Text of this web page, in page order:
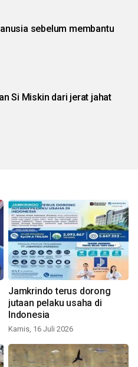
sebelum membantu
Si Miskin dari jerat jahat
Jamkrindo terus dorong
jutaan pelaku usaha di
Indonesia
Kamis, 16 Juli 2026